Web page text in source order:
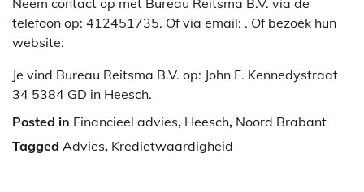
Neem contact op met Bureau Reitsma B.V. via de
telefoon op: 412451735. Of via email: . Of bezoek hun
website:
Je vind Bureau Reitsma B.V. op: John F. Kennedystraat
34 5384 GD in Heesch.
Posted in Financieel advies, Heesch, Noord Brabant
Tagged Advies, Kredietwaardigheid